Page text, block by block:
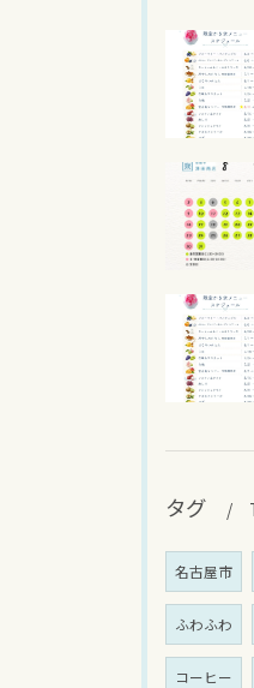
タグ
名古屋市
ふわふわ
コーヒー